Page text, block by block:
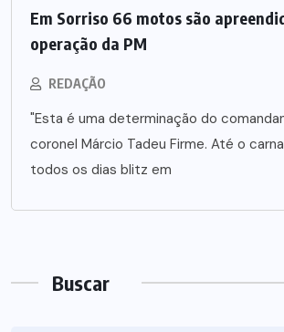
Em Sorriso 66 motos são
operação da PM
REDAÇÃO
"Esta é uma determinação do
coronel Márcio Tadeu Firme. Até o
todos os dias blitz em
Buscar